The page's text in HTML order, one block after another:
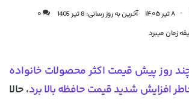
دنبال ۸ تیر ۱۴۰۵ آخرین به روز رسانی: 8 تیر 1405
۰
روز پیش قیمت اکثر محصولات خانواده
افزایش شدید قیمت حافظه بالا برد، حالا